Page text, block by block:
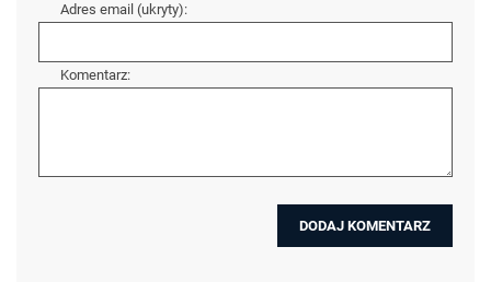
Adres email (ukryty):
Komentarz: